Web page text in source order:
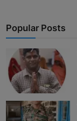
Popular Posts